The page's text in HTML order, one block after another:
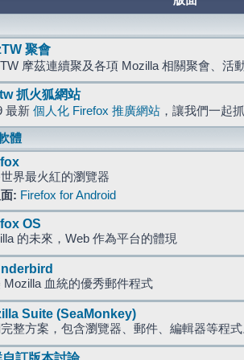
聚會
摩茲連續聚及各項 Mozilla 相關聚會、活
抓火狐網站
最新 個人化 Firefox 推廣網站 ，讓我們一起
體
界最火紅的瀏覽器
: Firefox for Android
OS
的未來，Web 作為平台的體現
Mozilla 血統的優秀郵件程式
Suite (SeaMonkey)
完整方案，包含瀏覽器、郵件、編輯器等程